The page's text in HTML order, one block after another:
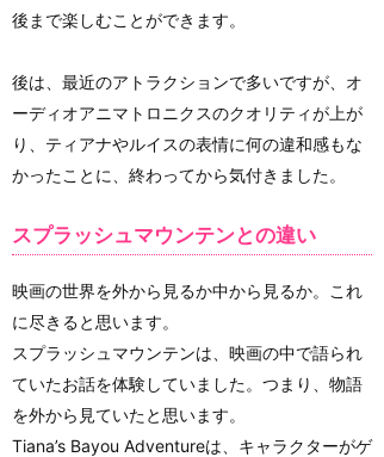
後まで楽しむことができます。
後は、最近のアトラクションで多いですが、オ
ーディオアニマトロニクスのクオリティが上が
り、ティアナやルイスの表情に何の違和感もな
かったことに、終わってから気付きました。
スプラッシュマウンテンとの違い
映画の世界を外から見るか中から見るか。これ
に尽きると思います。
スプラッシュマウンテンは、映画の中で語られ
ていたお話を体験していました。つまり、物語
を外から見ていたと思います。
Tiana’s Bayou Adventureは、キャラクターがゲ